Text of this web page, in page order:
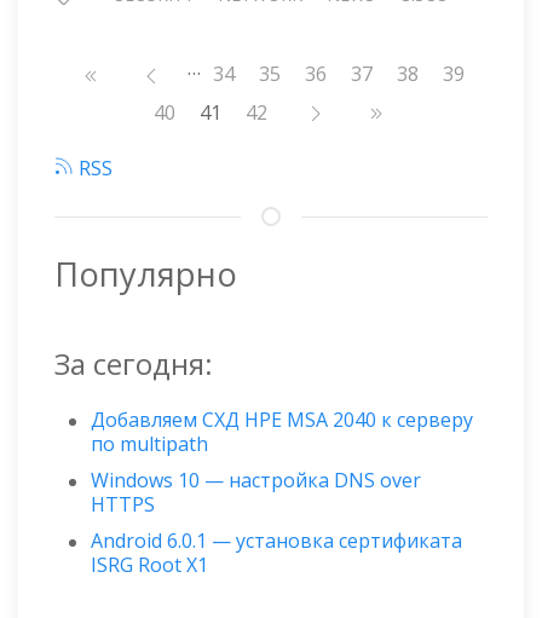
Нумерация… Страница
34 Страница
35 Страница
36 Страница
37 Страница
38 Страница
39
Страница
40 41 Страница
42
RSS
Популярно
За сегодня:
Добавляем СХД HPE MSA 2040 к серверу
по multipath
Windows 10 — настройка DNS over
HTTPS
Android 6.0.1 — установка сертификата
ISRG Root X1